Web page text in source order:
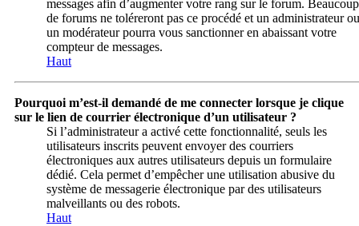
messages afin d’augmenter votre rang sur le forum. Beaucoup
de forums ne toléreront pas ce procédé et un administrateur ou
un modérateur pourra vous sanctionner en abaissant votre
compteur de messages.
Haut
Pourquoi m’est-il demandé de me connecter lorsque je clique
sur le lien de courrier électronique d’un utilisateur ?
Si l’administrateur a activé cette fonctionnalité, seuls les
utilisateurs inscrits peuvent envoyer des courriers
électroniques aux autres utilisateurs depuis un formulaire
dédié. Cela permet d’empêcher une utilisation abusive du
système de messagerie électronique par des utilisateurs
malveillants ou des robots.
Haut